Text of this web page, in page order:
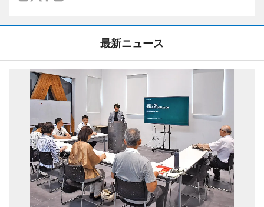
最新ニュース